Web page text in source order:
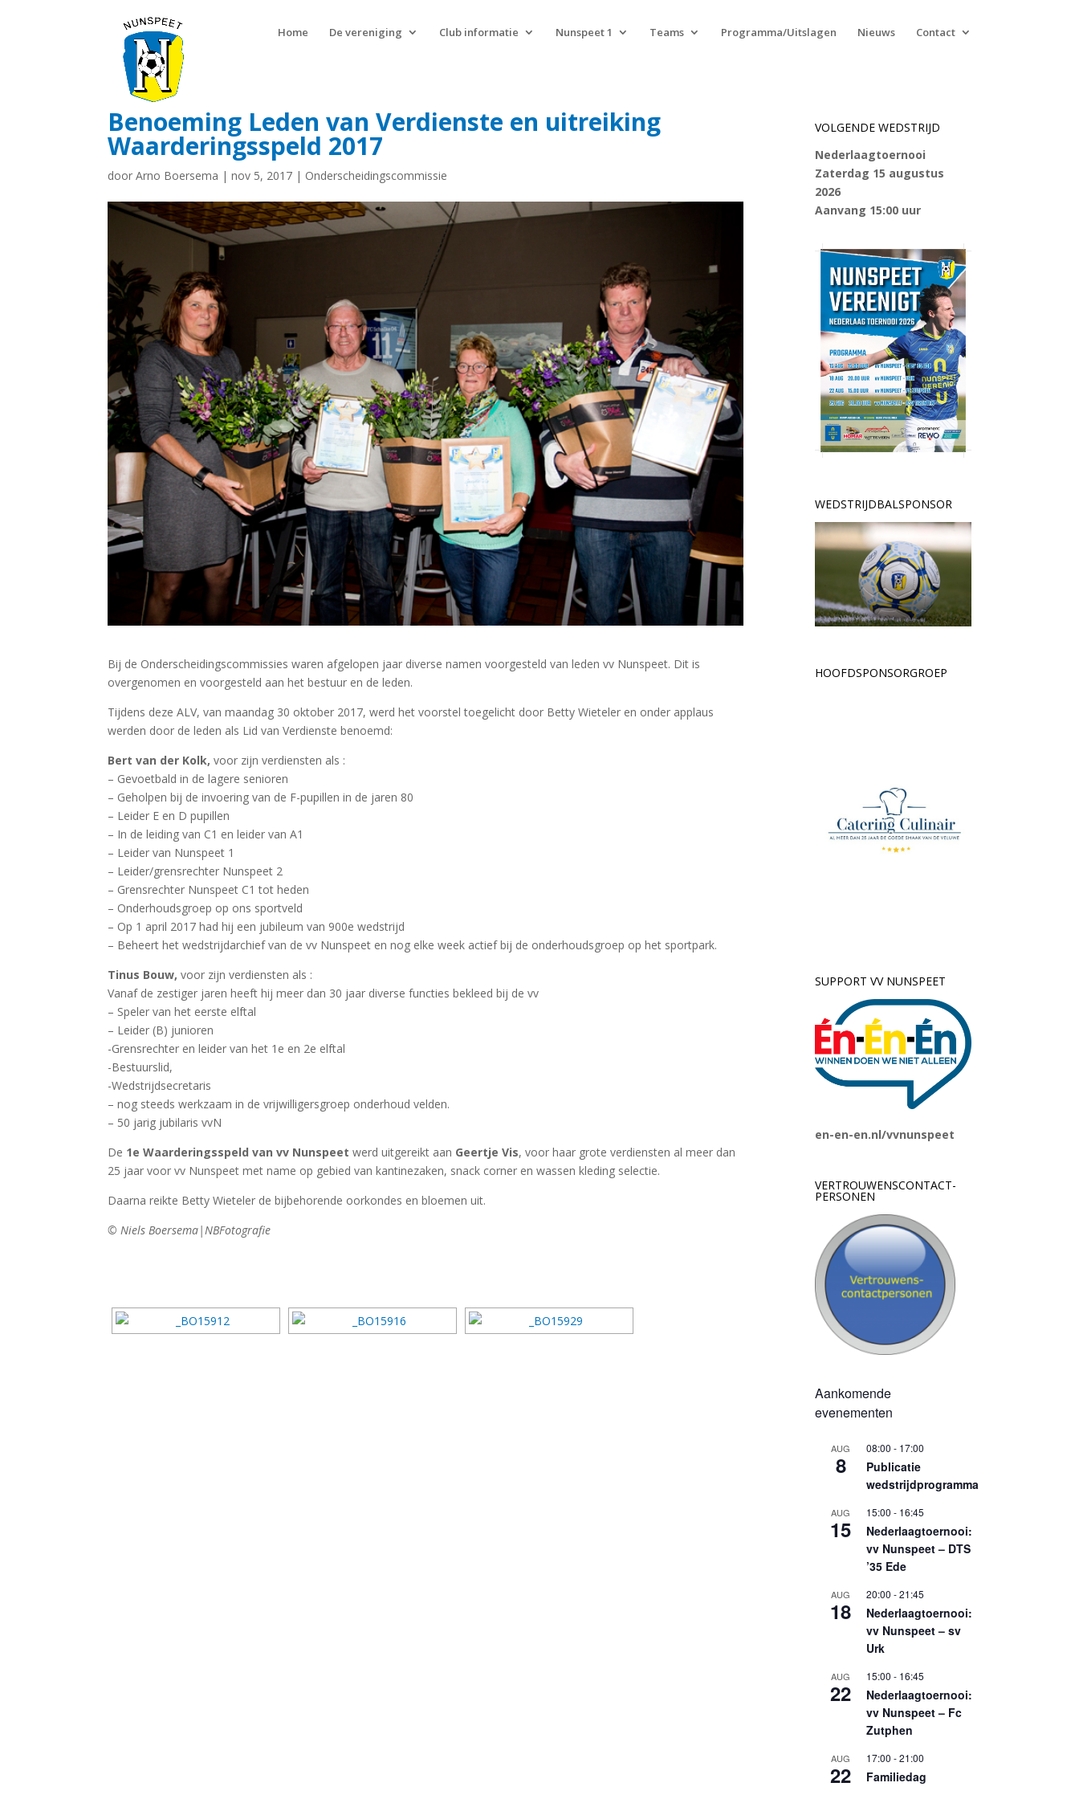
Home De vereniging Club informatie Nunspeet 1 Teams Programma/Uitslagen Nieuws Contact
Benoeming Leden van Verdienste en uitreiking
Waarderingsspeld 2017
doorArno Boersema |nov 5, 2017 | Onderscheidingscommissie
Bij de Onderscheidingscommissies waren afgelopen jaar diverse namen voorgesteld van leden vv Nunspeet. Dit is
overgenomen en voorgesteld aan het bestuur en de leden.
Tijdens deze ALV, van maandag 30 oktober 2017, werd het voorstel toegelicht door Betty Wieteler en onder applaus
werden door de leden als Lid van Verdienste benoemd:
Bert van der Kolk, voor zijn verdiensten als :
– Gevoetbald in de lagere senioren
– Geholpen bij de invoering van de F-pupillen in de jaren 80
– Leider E en D pupillen
– In de leiding van C1 en leider van A1
– Leider van Nunspeet 1
– Leider/grensrechter Nunspeet 2
– Grensrechter Nunspeet C1 tot heden
– Onderhoudsgroep op ons sportveld
– Op 1 april 2017 had hij een jubileum van 900e wedstrijd
– Beheert het wedstrijdarchief van de vv Nunspeet en nog elke week actief bij de onderhoudsgroep op het sportpark.
Tinus Bouw, voor zijn verdiensten als :
Vanaf de zestiger jaren heeft hij meer dan 30 jaar diverse functies bekleed bij de vv
– Speler van het eerste elftal
– Leider (B) junioren
-Grensrechter en leider van het 1e en 2e elftal
-Bestuurslid,
-Wedstrijdsecretaris
– nog steeds werkzaam in de vrijwilligersgroep onderhoud velden.
– 50 jarig jubilaris vvN
De 1e Waarderingsspeld van vv Nunspeet werd uitgereikt aan Geertje Vis, voor haar grote verdiensten al meer dan
25 jaar voor vv Nunspeet met name op gebied van kantinezaken, snack corner en wassen kleding selectie.
Daarna reikte Betty Wieteler de bijbehorende oorkondes en bloemen uit.
© Niels Boersema|NBFotografie
VOLGENDE WEDSTRIJD
Nederlaagtoernooi
Zaterdag 15 augustus
2026
Aanvang 15:00 uur
WEDSTRIJDBALSPONSOR
HOOFDSPONSORGROEP
SUPPORT VV NUNSPEET
en-en-en.nl/vvnunspeet
VERTROUWENSCONTACT-
PERSONEN
Aankomende
evenementen
AUG
8
08:00 - 17:00
Publicatie
wedstrijdprogramma
AUG
15
15:00 - 16:45
Nederlaagtoernooi:
vv Nunspeet – DTS
’35 Ede
AUG
18
20:00 -21:45
Nederlaagtoernooi:
vv Nunspeet – sv
Urk
AUG
22
15:00 - 16:45
Nederlaagtoernooi:
vv Nunspeet – Fc
Zutphen
AUG
22
17:00 -21:00
Familiedag